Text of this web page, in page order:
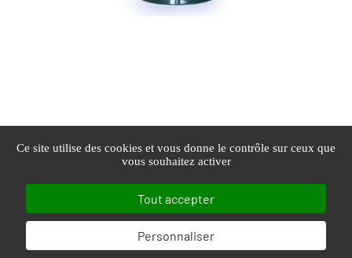
Ce site utilise des cookies et vous donne le contrôle sur ceux que
vous souhaitez activer
Tout accepter
Personnaliser